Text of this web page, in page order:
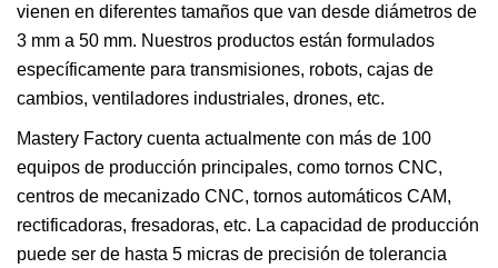
vienen en diferentes tamaños que van desde diámetros de
3 mm a 50 mm. Nuestros productos están formulados
específicamente para transmisiones, robots, cajas de
cambios, ventiladores industriales, drones, etc.
Mastery Factory cuenta actualmente con más de 100
equipos de producción principales, como tornos CNC,
centros de mecanizado CNC, tornos automáticos CAM,
rectificadoras, fresadoras, etc. La capacidad de producción
puede ser de hasta 5 micras de precisión de tolerancia